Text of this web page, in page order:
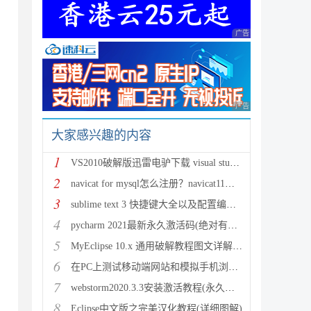
广告 商业广告，理性
广告 商业广告，理性
大家感兴趣的内容
1 VS2010破解版迅雷电驴下载 visual studio2010简体中文
2 navicat for mysql怎么注册？navicat11全系列破解教程
3 sublime text 3 快捷键大全以及配置编译环境
4 pycharm 2021最新永久激活码(绝对有效，可激活至2100
5 MyEclipse 10.x 通用破解教程图文详解(附官方安装包下
6 在PC上测试移动端网站和模拟手机浏览器的5大方法
7 webstorm2020.3.3安装激活教程(永久破解激活 有效期至
Eclipse中文版之完美汉化教程(详细图解)